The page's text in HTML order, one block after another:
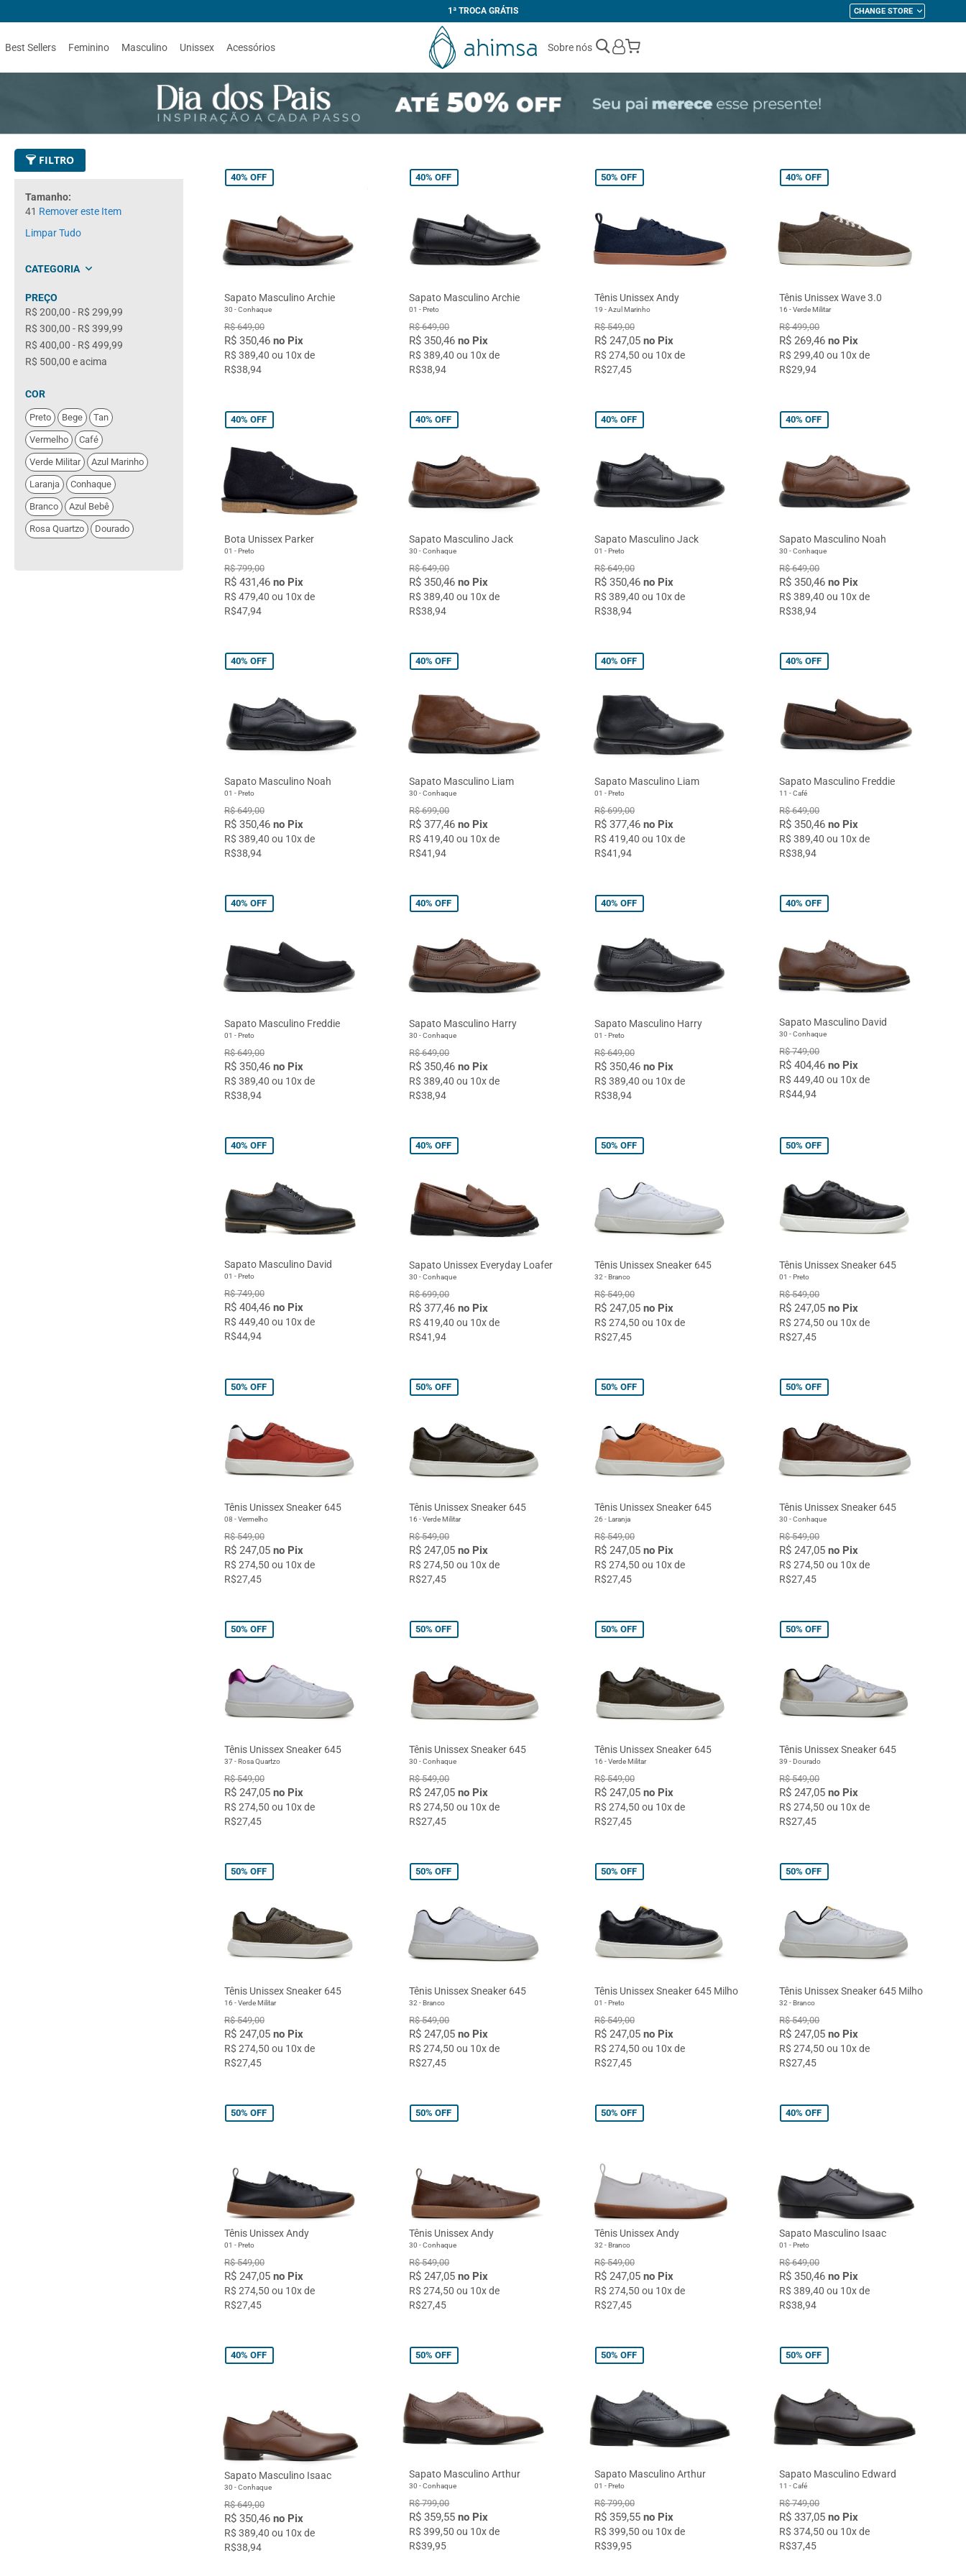
1ª TROCA GRÁTIS CHANGE STORE
Best Sellers Feminino Masculino Unissex Acessórios Sobre nós
My Cart
FILTRO
Tamanho
41 Remover este Item
Limpar Tudo
CATEGORIA
Casual
Conforto
Oxford
Social
Tênis
PREÇO
R$ 200,00 - R$ 299,99
R$ 300,00 - R$ 399,99
R$ 400,00 - R$ 499,99
R$ 500,00 e acima
COR
Preto Bege Tan
Vermelho Café
Verde Militar Azul Marinho
Laranja Conhaque
Branco Azul Bebê
Rosa Quartzo Dourado
40% OFF
Sapato Masculino Archie
30 - Conhaque
R$ 649,00
R$ 350,46 no Pix
R$ 389,40 ou 10x de
R$38,94
40% OFF
Sapato Masculino Archie
01 - Preto
R$ 649,00
R$ 350,46no Pix
R$ 389,40 ou 10x de
R$38,94
50% OFF
Tênis Unissex Andy
19 - Azul Marinho
R$ 549,00
R$ 247,05 no Pix
R$ 274,50 ou 10x de
R$27,45
40% OFF
Tênis Unissex Wave 3.0
16 - Verde Militar
R$ 499,00
R$ 269,46no Pix
R$ 299,40 ou 10x de
R$29,94
40% OFF
Bota Unissex Parker
01 - Preto
R$ 799,00
R$ 431,46 no Pix
R$ 479,40 ou 10x de
R$47,94
40% OFF
Sapato Masculino Jack
30 - Conhaque
R$ 649,00
R$ 350,46no Pix
R$ 389,40 ou 10x de
R$38,94
40% OFF
Sapato Masculino Jack
01 - Preto
R$ 649,00
R$ 350,46 no Pix
R$ 389,40 ou 10x de
R$38,94
40% OFF
Sapato Masculino Noah
30 - Conhaque
R$ 649,00
R$ 350,46no Pix
R$ 389,40 ou 10x de
R$38,94
40% OFF
Sapato Masculino Noah
01 - Preto
R$ 649,00
R$ 350,46 no Pix
R$ 389,40 ou 10x de
R$38,94
40% OFF
Sapato Masculino Liam
30 - Conhaque
R$ 699,00
R$ 377,46no Pix
R$ 419,40 ou 10x de
R$41,94
40% OFF
Sapato Masculino Liam
01 - Preto
R$ 699,00
R$ 377,46 no Pix
R$ 419,40 ou 10x de
R$41,94
40% OFF
Sapato Masculino Freddie
11 - Café
R$ 649,00
R$ 350,46no Pix
R$ 389,40 ou 10x de
R$38,94
40% OFF
Sapato Masculino Freddie
01 - Preto
R$ 649,00
R$ 350,46 no Pix
R$ 389,40 ou 10x de
R$38,94
40% OFF
Sapato Masculino Harry
30 - Conhaque
R$ 649,00
R$ 350,46no Pix
R$ 389,40 ou 10x de
R$38,94
40% OFF
Sapato Masculino Harry
01 - Preto
R$ 649,00
R$ 350,46 no Pix
R$ 389,40 ou 10x de
R$38,94
40% OFF
Sapato Masculino David
30 - Conhaque
R$ 749,00
R$ 404,46no Pix
R$ 449,40 ou 10x de
R$44,94
40% OFF
Sapato Masculino David
01 - Preto
R$ 749,00
R$ 404,46 no Pix
R$ 449,40 ou 10x de
R$44,94
40% OFF
Sapato Unissex Everyday Loafer
30 - Conhaque
R$ 699,00
R$ 377,46no Pix
R$ 419,40 ou 10x de
R$41,94
50% OFF
Tênis Unissex Sneaker 645
32 - Branco
R$ 549,00
R$ 247,05 no Pix
R$ 274,50 ou 10x de
R$27,45
50% OFF
Tênis Unissex Sneaker 645
01 - Preto
R$ 549,00
R$ 247,05no Pix
R$ 274,50 ou 10x de
R$27,45
50% OFF
Tênis Unissex Sneaker 645
08 - Vermelho
R$ 549,00
R$ 247,05 no Pix
R$ 274,50 ou 10x de
R$27,45
50% OFF
Tênis Unissex Sneaker 645
16 - Verde Militar
R$ 549,00
R$ 247,05no Pix
R$ 274,50 ou 10x de
R$27,45
50% OFF
Tênis Unissex Sneaker 645
26 - Laranja
R$ 549,00
R$ 247,05 no Pix
R$ 274,50 ou 10x de
R$27,45
50% OFF
Tênis Unissex Sneaker 645
30 - Conhaque
R$ 549,00
R$ 247,05no Pix
R$ 274,50 ou 10x de
R$27,45
50% OFF
Tênis Unissex Sneaker 645
37 - Rosa Quartzo
R$ 549,00
R$ 247,05 no Pix
R$ 274,50 ou 10x de
R$27,45
50% OFF
Tênis Unissex Sneaker 645
30 - Conhaque
R$ 549,00
R$ 247,05no Pix
R$ 274,50 ou 10x de
R$27,45
50% OFF
Tênis Unissex Sneaker 645
16 - Verde Militar
R$ 549,00
R$ 247,05 no Pix
R$ 274,50 ou 10x de
R$27,45
50% OFF
Tênis Unissex Sneaker 645
39 - Dourado
R$ 549,00
R$ 247,05no Pix
R$ 274,50 ou 10x de
R$27,45
50% OFF
Tênis Unissex Sneaker 645
16 - Verde Militar
R$ 549,00
R$ 247,05 no Pix
R$ 274,50 ou 10x de
R$27,45
50% OFF
Tênis Unissex Sneaker 645
32 - Branco
R$ 549,00
R$ 247,05no Pix
R$ 274,50 ou 10x de
R$27,45
50% OFF
Tênis Unissex Sneaker 645 Milho
01 - Preto
R$ 549,00
R$ 247,05 no Pix
R$ 274,50 ou 10x de
R$27,45
50% OFF
Tênis Unissex Sneaker 645 Milho
32 - Branco
R$ 549,00
R$ 247,05no Pix
R$ 274,50 ou 10x de
R$27,45
50% OFF
Tênis Unissex Andy
01 - Preto
R$ 549,00
R$ 247,05 no Pix
R$ 274,50 ou 10x de
R$27,45
50% OFF
Tênis Unissex Andy
30 - Conhaque
R$ 549,00
R$ 247,05no Pix
R$ 274,50 ou 10x de
R$27,45
50% OFF
Tênis Unissex Andy
32 - Branco
R$ 549,00
R$ 247,05 no Pix
R$ 274,50 ou 10x de
R$27,45
40% OFF
Sapato Masculino Isaac
01 - Preto
R$ 649,00
R$ 350,46no Pix
R$ 389,40 ou 10x de
R$38,94
40% OFF
Sapato Masculino Isaac
30 - Conhaque
R$ 649,00
R$ 350,46 no Pix
R$ 389,40 ou 10x de
R$38,94
50% OFF
Sapato Masculino Arthur
30 - Conhaque
R$ 799,00
R$ 359,55no Pix
R$ 399,50 ou 10x de
R$39,95
50% OFF
Sapato Masculino Arthur
01 - Preto
R$ 799,00
R$ 359,55 no Pix
R$ 399,50 ou 10x de
R$39,95
50% OFF
Sapato Masculino Edward
11 - Café
R$ 749,00
R$ 337,05no Pix
R$ 374,50 ou 10x de
R$37,45